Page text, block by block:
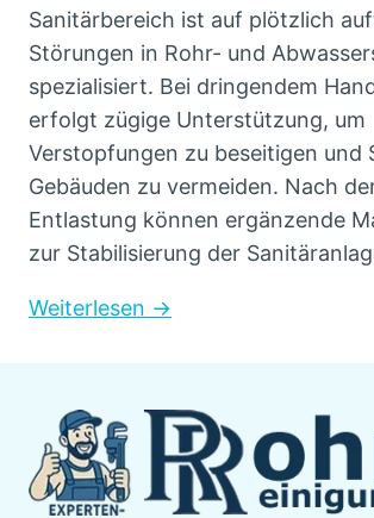
Sanitärbereich ist auf plötzlich
Störungen in Rohr- und
spezialisiert. Bei dringendem
erfolgt zügige Unterstützung, um
Verstopfungen zu beseitigen und
Gebäuden zu vermeiden. Nach
Entlastung können ergänzende
zur Stabilisierung der
Weiterlesen →